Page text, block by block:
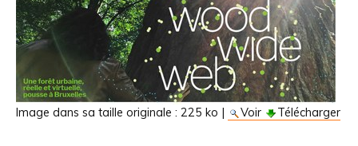
Image dans sa taille originale : 225 ko | Voir Télécharger